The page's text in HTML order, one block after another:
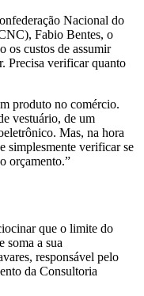
Nacional do
Fabio Bentes, o
os custos de assumir
Precisa verificar quanto
produto no comércio.
vestuário, de um
Mas, na hora
simplesmente verificar se
orçamento.”
que o limite do
soma a sua
responsável pelo
da Consultoria